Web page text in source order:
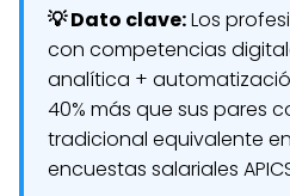
💡 Dato clave:Los
con competencias
analítica +
40% más que sus pares
tradicional equivalente
encuestas salariales